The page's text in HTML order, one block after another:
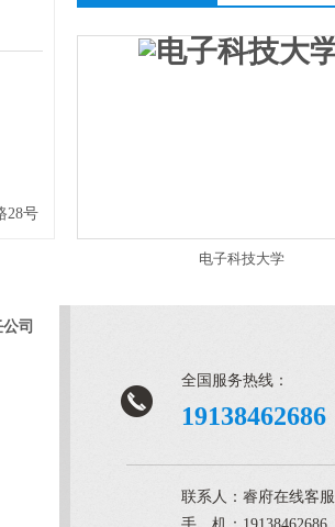
28号
电子科技大学
全国服务热线：
19138462686
联系人：睿府在线客服